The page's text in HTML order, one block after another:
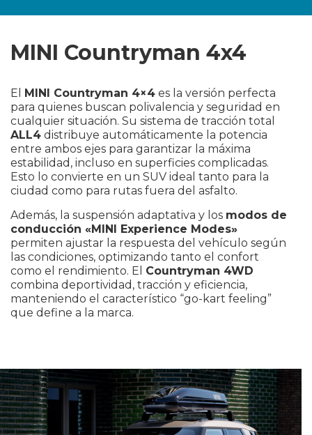
MINI Countryman 4x4
El MINI Countryman 4×4 es la versión perfecta
para quienes buscan polivalencia y seguridad en
cualquier situación. Su sistema de tracción total
ALL4 distribuye automáticamente la potencia
entre ambos ejes para garantizar la máxima
estabilidad, incluso en superficies complicadas.
Esto lo convierte en un SUV ideal tanto para la
ciudad como para rutas fuera del asfalto.
Además, la suspensión adaptativa y los modos de
conducción «MINI Experience Modes»
permiten ajustar la respuesta del vehículo según
las condiciones, optimizando tanto el confort
como el rendimiento. El Countryman 4WD
combina deportividad, tracción y eficiencia,
manteniendo el característico “go-kart feeling”
que define a la marca.